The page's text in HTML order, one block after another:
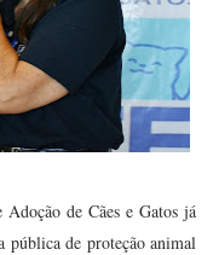
de Cães e Gatos já
pública de proteção animal